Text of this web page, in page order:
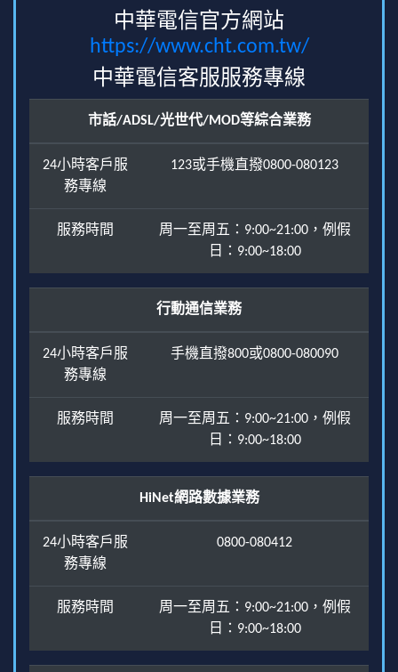
中華電信官方網站
https://www.cht.com.tw/
中華電信客服服務專線
市話/ADSL/光世代/MOD等綜合業務
24小時客戶服
務專線
123或手機直撥0800-080123
服務時間
周一至周五：9:00~21:00，例假
日：9:00~18:00
行動通信業務
24小時客戶服
務專線
手機直撥800或0800-080090
服務時間
周一至周五：9:00~21:00，例假
日：9:00~18:00
HiNet網路數據業務
24小時客戶服
務專線
0800-080412
服務時間
周一至周五：9:00~21:00，例假
日：9:00~18:00